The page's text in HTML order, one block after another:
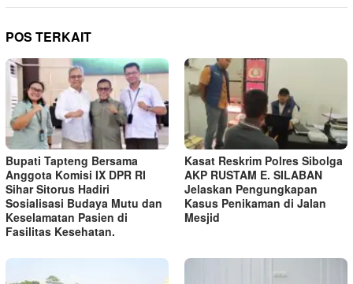
POS TERKAIT
Bupati Tapteng Bersama
Anggota Komisi IX DPR RI
Sihar Sitorus Hadiri
Sosialisasi Budaya Mutu dan
Keselamatan Pasien di
Fasilitas Kesehatan.
Kasat Reskrim Polres Sibolga
AKP RUSTAM E. SILABAN
Jelaskan Pengungkapan
Kasus Penikaman di Jalan
Mesjid